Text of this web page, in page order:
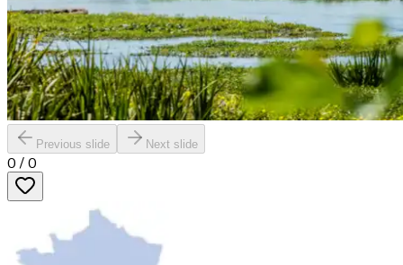
Previous slide Next slide
0 / 0